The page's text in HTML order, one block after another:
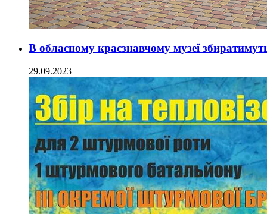
В обласному краєзнавчому музеї
29.09.2023